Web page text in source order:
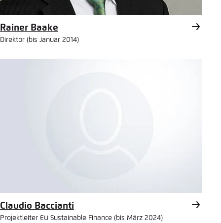
Rainer Baake
Direktor (bis Januar 2014)
Claudio Baccianti
Projektleiter EU Sustainable Finance (bis März 2024)